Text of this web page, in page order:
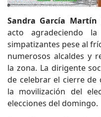
Sandra García Martín
acto agradeciendo
simpatizantes pese al
numerosos alcaldes y
la zona. La dirigente
de celebrar el cierre de
la movilización del
elecciones del domingo.